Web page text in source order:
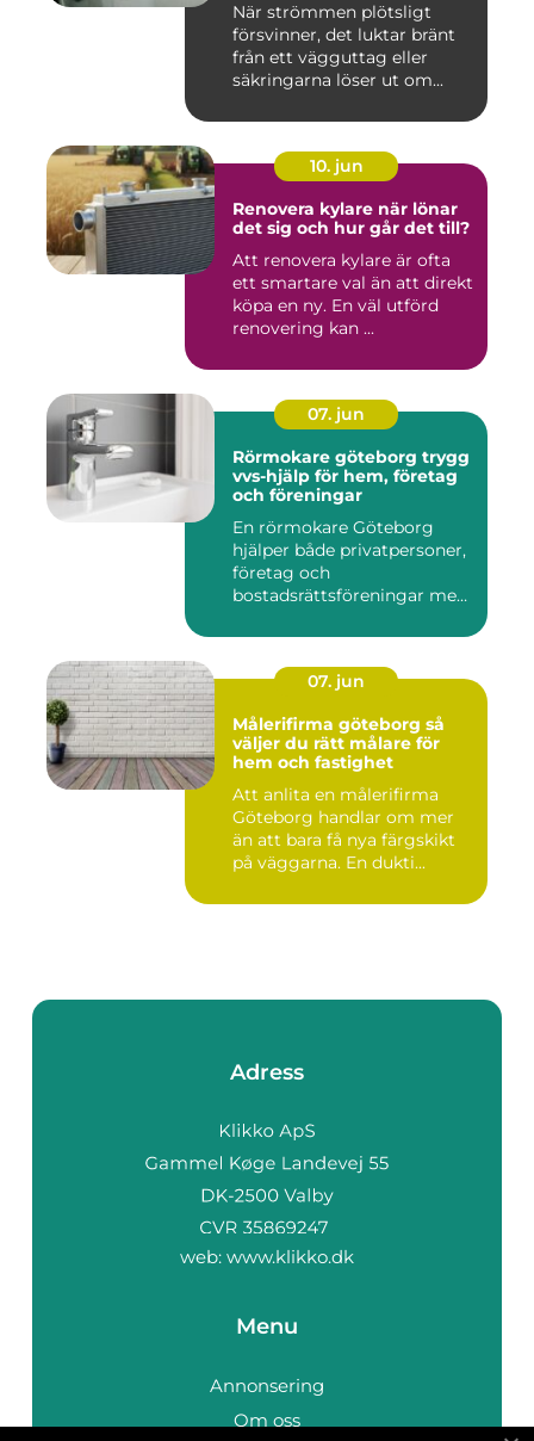
När strömmen plötsligt
försvinner, det luktar bränt
från ett vägguttag eller
säkringarna löser ut om...
10. jun
Renovera kylare när lönar
det sig och hur går det till?
Att renovera kylare är ofta
ett smartare val än att direkt
köpa en ny. En väl utförd
renovering kan ...
07. jun
Rörmokare göteborg trygg
vvs-hjälp för hem, företag
och föreningar
En rörmokare Göteborg
hjälper både privatpersoner,
företag och
bostadsrättsföreningar med
07. jun
Målerifirma göteborg så
väljer du rätt målare för
hem och fastighet
Att anlita en målerifirma
Göteborg handlar om mer
än att bara få nya färgskikt
på väggarna. En dukti...
Adress
web: www.klikko.dk
Menu
Annonsering
Om oss